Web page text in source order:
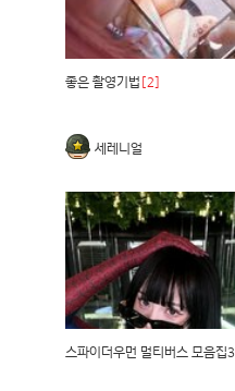
좋은 촬영기법 [2]
세레니얼
스파이더우먼 멀티버스 모음집3